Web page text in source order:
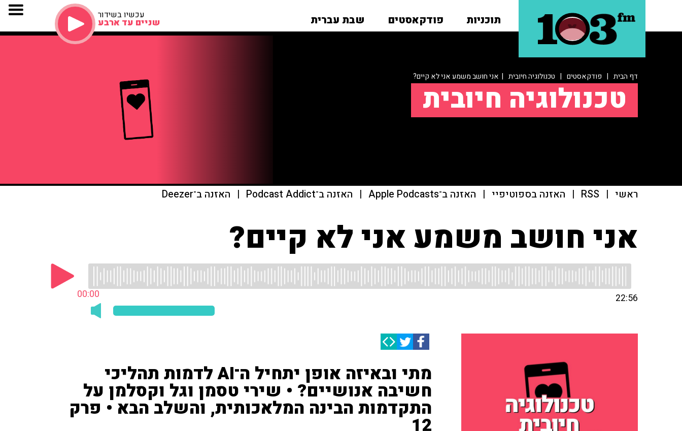
תוכניות פודקאסטים שבת עברית עכשיו בשידור
שניים עד ארבע
דף הבית | פודקאסטים | טכנולוגיה חיובית | אני חושב משמע אני לא קיים?
טכנולוגיה חיובית
ראשי |
RSS
| האזנה בספוטיפיי | האזנה ב־Apple Podcasts | האזנה ב־Podcast Addict | האזנה ב־Deezer
אני חושב משמע אני לא קיים?
00:00 22:56
מתי ובאיזה אופן יתחיל ה־AI לדמות תהליכי
חשיבה אנושיים? • שירי טסמן וגל וקסלמן על
התקדמות הבינה המלאכותית, והשלב הבא • פרק
12